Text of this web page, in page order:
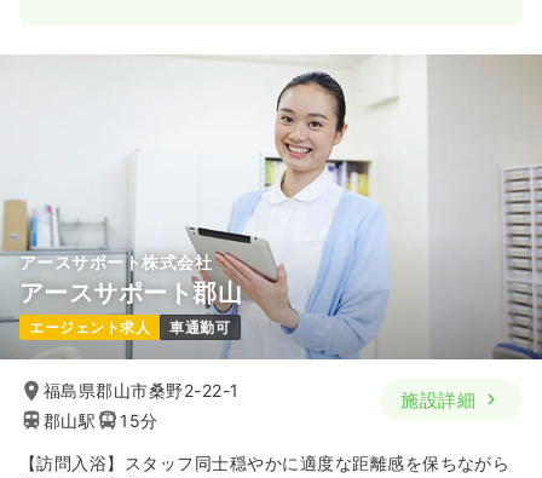
アースサポート株式会社
アースサポート郡山
エージェント求人 車通勤可
福島県郡山市桑野2-22-1
郡山駅
15分
施設詳細
【訪問入浴】スタッフ同士穏やかに適度な距離感を保ちながら